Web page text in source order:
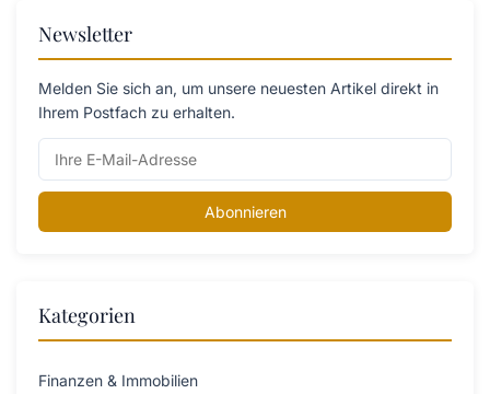
Newsletter
Melden Sie sich an, um unsere neuesten Artikel direkt in
Ihrem Postfach zu erhalten.
Abonnieren
Kategorien
Finanzen & Immobilien